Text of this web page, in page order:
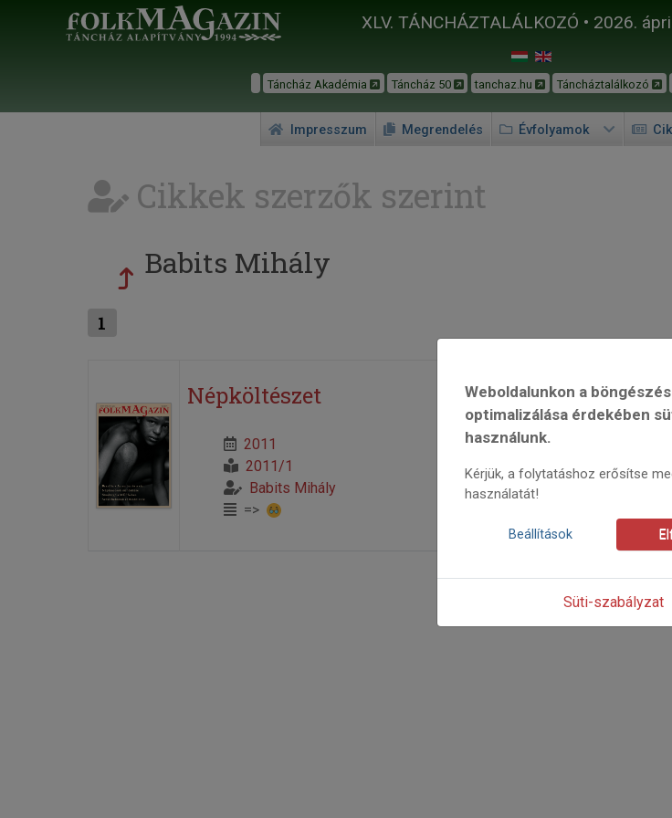
XLV. TÁNCHÁZTALÁLKOZÓ • 2026.
Táncház Akadémia Táncház 50 tanchaz.hu Táncháztalálkozó
Impresszum Megrendelés Évfolyamok
Cikkek szerzők szerint
Babits Mihály
1
Népköltészet
2011
2011/1
Babits Mihály
=>
Weboldalunkon a böngészés
optimalizálása érdekében
használunk.
Kérjük, a folytatáshoz erősítse
használatát!
Beállítások
Süti-szabályzat